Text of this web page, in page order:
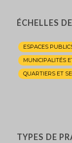
ÉCHELLES
ESPACES
MUNICIPALITÉS
QUARTIERS ET
TYPES DE